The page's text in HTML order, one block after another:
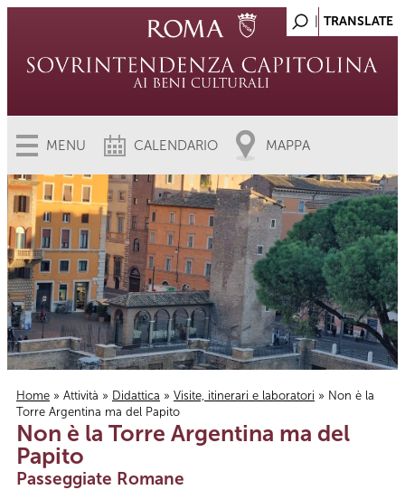
MENU CALENDARIO MAPPA
Tu sei qui
Home » Attività » Didattica » Visite, itinerari e laboratori » Non è la
Torre Argentina ma del Papito
Non è la Torre Argentina ma del
Papito
Passeggiate Romane